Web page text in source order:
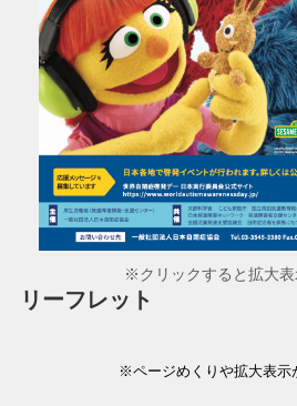
※クリックすると拡大表
リーフレット
※ページめくりや拡大表示